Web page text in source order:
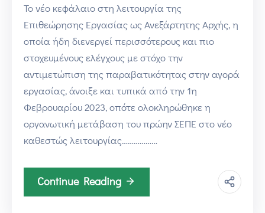
Το νέο κεφάλαιο στη λειτουργία της
Επιθεώρησης Εργασίας ως Ανεξάρτητης Αρχής, η
οποία ήδη διενεργεί περισσότερους και πιο
στοχευμένους ελέγχους με στόχο την
αντιμετώπιση της παραβατικότητας στην αγορά
εργασίας, άνοιξε και τυπικά από την 1η
Φεβρουαρίου 2023, οπότε ολοκληρώθηκε η
οργανωτική μετάβαση του πρώην ΣΕΠΕ στο νέο
καθεστώς λειτουργίας………………
Continue Reading